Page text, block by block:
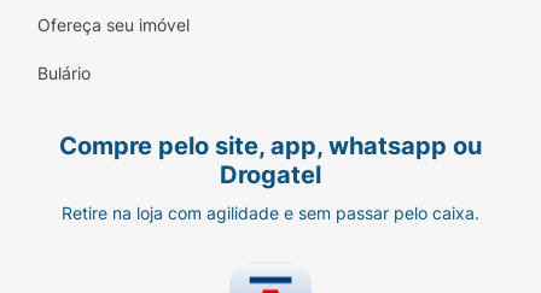
Ofereça seu imóvel
Bulário
Compre pelo site, app, whatsapp ou
Drogatel
Retire na loja com agilidade e sem passar pelo caixa.